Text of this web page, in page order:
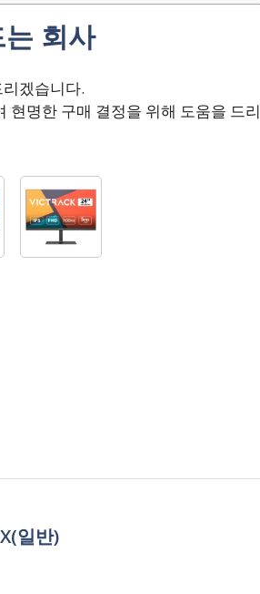
회사
겠습니다.
현명한 구매 결정을 위해 도움을 드리
일반)